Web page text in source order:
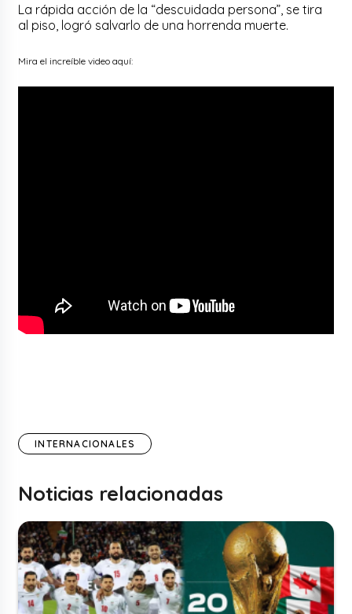
La rápida acción de la “descuidada persona”, se tira
al piso, logró salvarlo de una horrenda muerte.
Mira el increíble video aquí:
INTERNACIONALES
Noticias relacionadas